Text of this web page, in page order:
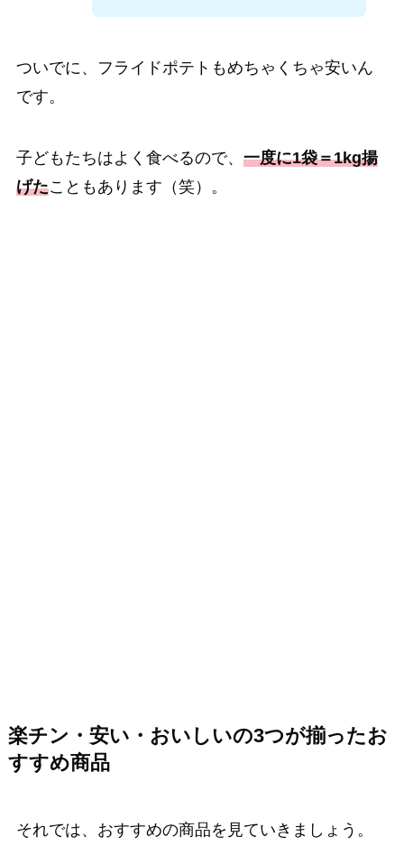
ついでに、フライドポテトもめちゃくちゃ安いん
です。
子どもたちはよく食べるので、 一度に1袋＝1kg揚
げたこともあります（笑）。
楽チン・安い・おいしいの3つが揃ったお
すすめ商品
それでは、おすすめの商品を見ていきましょう。